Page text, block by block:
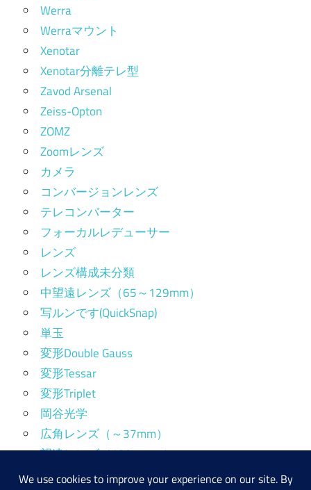
Werra
Werraマウント
Xenotar
Xenotar分離テレ型
Zavod Arsenal
Zeiss-Opton
ZOMZ
Zoomレンズ
カメラ
コンバージョンレンズ
テレコンバーター
フォーカルレデューサー
レンズ
レンズ構成未分類
中望遠レンズ（65～129mm）
写ルンです(QuickSnap)
単玉
変形Double Gauss
変形Tessar
変形Triplet
岡谷光学
広角レンズ（～37mm）
望遠レンズ（130mm～）
標準レンズ（38～64mm）